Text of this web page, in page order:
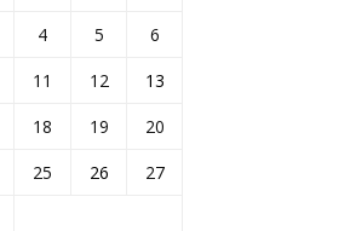
4 5
6
11 12
13
18 19
20
25 26
27